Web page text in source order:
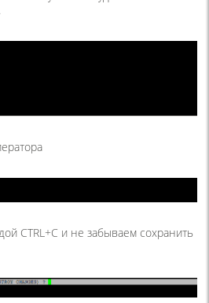
CTRL+C и не забываем сохранить